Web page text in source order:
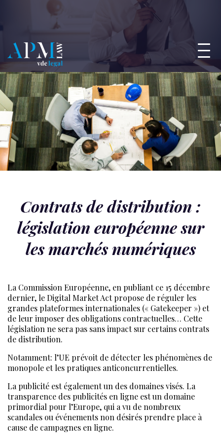
Contrats de distribution :
législation européenne sur
les marchés numériques
La Commission Européenne, en publiant ce 15 décembre
dernier, le Digital Market Act propose de réguler les
grandes plateformes internationales (« Gatekeeper ») et
de leur imposer des obligations contractuelles… Cette
législation ne sera pas sans impact sur certains contrats
de distribution.
Notamment: l’UE prévoit de détecter les phénomènes de
monopole et les pratiques anticoncurrentielles.
La publicité est également un des domaines visés. La
transparence des publicités en ligne est un domaine
primordial pour l’Europe, qui a vu de nombreux
scandales ou événements non désirés prendre place à
cause de campagnes en ligne.